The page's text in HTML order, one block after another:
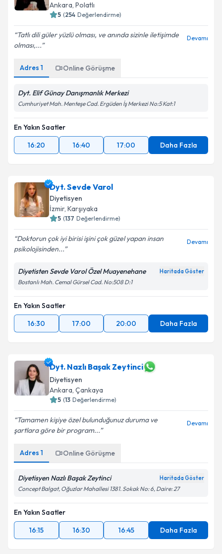
Ankara, Polatlı
5 (254 Değerlendirme)
Tatlı dili güler yüzlü olması, ve anında sizinle iletişimde
olması,...
Devamı
Adres 1 Online Görüşme
Dyt. Elif Günay Danışmanlık Merkezi
Cumhuriyet Mah. Menteşe Cad. Ergüden İş Merkezi No:5 Kat:1
En Yakın Saatler
16:20
16:40 17:00 Daha Fazla
Dyt. Sevde Varol
Diyetisyen
İzmir, Karşıyaka
5 (137 Değerlendirme)
Doktorun çok iyi birisi işini çok güzel yapan insan
psikolojisinden...
Devamı
Diyetisten Sevde Varol Özel Muayenehane Haritada Göster
Bostanlı Mah. Cemal Gürsel Cad. No:508 D:1
En Yakın Saatler
16:30
17:00 20:00 Daha Fazla
Dyt. Nazlı Başak Zeytinci
Diyetisyen
Ankara, Çankaya
5 (13 Değerlendirme)
Tamamen kişiye özel bulunduğunuz duruma ve
şartlara göre bir program...
Devamı
Adres 1 Online Görüşme
Diyetisyen Nazlı Başak Zeytinci Haritada Göster
Concept Balgat, Oğuzlar Mahallesi 1381. Sokak No: 6, Daire: 27
En Yakın Saatler
16:15
16:30 16:45 Daha Fazla